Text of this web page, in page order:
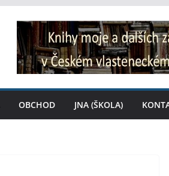
OBCHOD JNA (ŠKOLA)